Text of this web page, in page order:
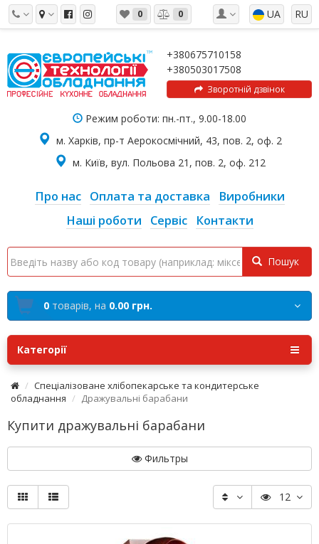
RU
UA
0 0
+380675710158
+380503017508
Зворотній дзвінок
Режим роботи: пн.-пт., 9.00-18.00
м. Харків, пр-т Аерокосмічний, 43, пов. 2, оф. 2
м. Київ, вул. Польова 21, пов. 2, оф. 212
Про нас Оплата та доставка
Виробники
Наші роботи
Сервіс Контакти
Пошук
0 товарів, на 0.00 грн.
Категорії
Спеціалізоване хлібопекарське та кондитерське
обладнання
Дражувальні барабани
Купити дражувальні барабани
Фильтры
12